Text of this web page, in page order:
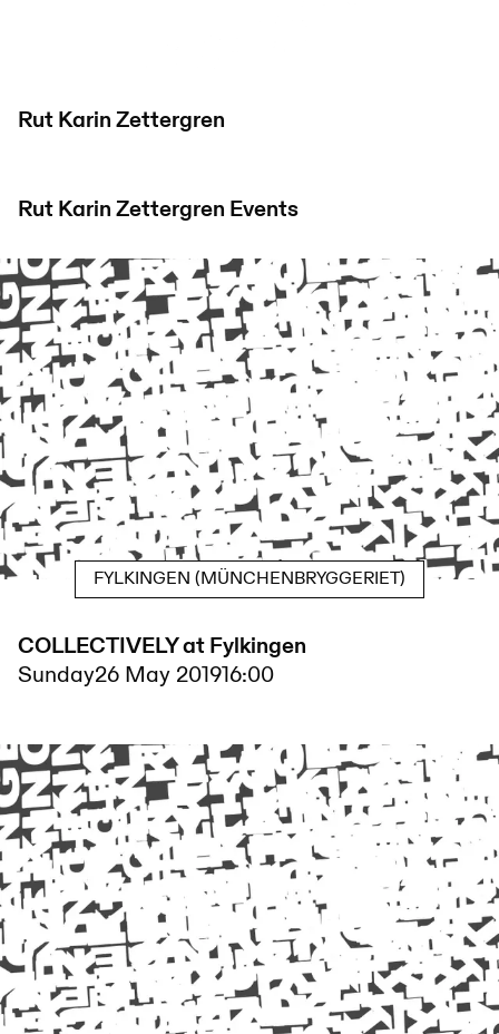
Rut Karin Zettergren
Rut Karin Zettergren Events
FYLKINGEN (MÜNCHENBRYGGERIET)
COLLECTIVELY at Fylkingen
Sunday26 May 201916:00